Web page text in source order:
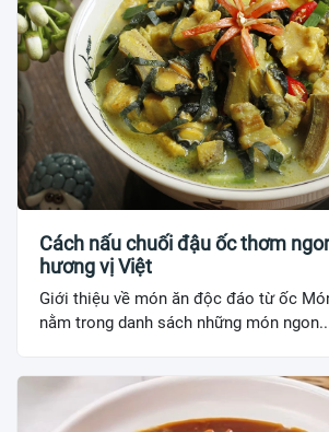
Cách nấu chuối đậu ốc thơm
hương vị Việt
Giới thiệu về món ăn độc đáo từ ốc
nằm trong danh sách những món